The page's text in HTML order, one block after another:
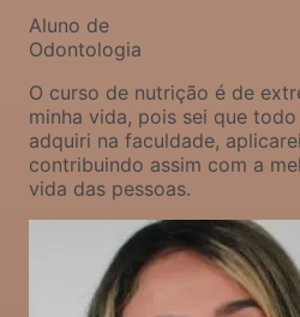
Aluno de
Odontologia
O curso de nutrição é de
minha vida, pois sei que
adquiri na faculdade,
contribuindo assim com a
vida das pessoas.